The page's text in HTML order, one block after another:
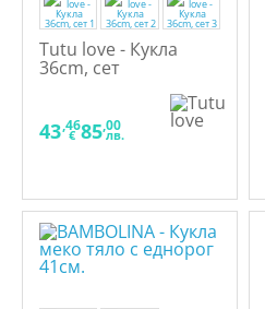
Tutu love - Кукла
36cm, сет
43,46
€ 85,00
лв.